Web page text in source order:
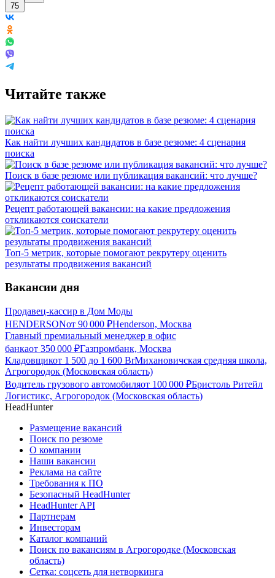
75
Читайте также
Как найти лучших кандидатов в базе резюме: 4 сценария
поиска
Поиск в базе резюме или публикация вакансий: что лучше?
Рецепт работающей вакансии: на какие предложения
откликаются соискатели
Топ-5 метрик, которые помогают рекрутеру оценить
результаты продвижения вакансий
Вакансии дня
Продавец-кассир в Дом Моды
HENDERSONот 90 000 ₽Henderson, Москва
Главный премиальный менеджер в офис
банкаот 350 000 ₽Газпромбанк, Москва
Кладовщикот 1 500 до 1 600 BrМихановичская средняя школа,
Агрогородок (Московская область)
Водитель грузового автомобиляот 100 000 ₽Бристоль Ритейл
Логистикс, Агрогородок (Московская область)
HeadHunter
Размещение вакансий
Поиск по резюме
О компании
Наши вакансии
Реклама на сайте
Требования к ПО
Безопасный HeadHunter
HeadHunter API
Партнерам
Инвесторам
Каталог компаний
Поиск по вакансиям в Агрогородке (Московская
область)
Сетка: соцсеть для нетворкинга